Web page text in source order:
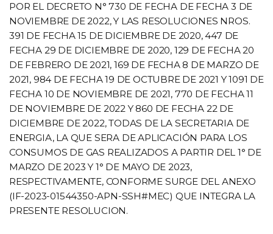
POR EL DECRETO N° 730 DE FECHA DE FECHA 3 DE
NOVIEMBRE DE 2022, Y LAS RESOLUCIONES NROS.
391 DE FECHA 15 DE DICIEMBRE DE 2020, 447 DE
FECHA 29 DE DICIEMBRE DE 2020, 129 DE FECHA 20
DE FEBRERO DE 2021, 169 DE FECHA 8 DE MARZO DE
2021, 984 DE FECHA 19 DE OCTUBRE DE 2021 Y 1091 DE
FECHA 10 DE NOVIEMBRE DE 2021, 770 DE FECHA 11
DE NOVIEMBRE DE 2022 Y 860 DE FECHA 22 DE
DICIEMBRE DE 2022, TODAS DE LA SECRETARIA DE
ENERGIA, LA QUE SERA DE APLICACIÓN PARA LOS
CONSUMOS DE GAS REALIZADOS A PARTIR DEL 1° DE
MARZO DE 2023 Y 1° DE MAYO DE 2023,
RESPECTIVAMENTE, CONFORME SURGE DEL ANEXO
(IF-2023-01544350-APN-SSH#MEC) QUE INTEGRA LA
PRESENTE RESOLUCION.